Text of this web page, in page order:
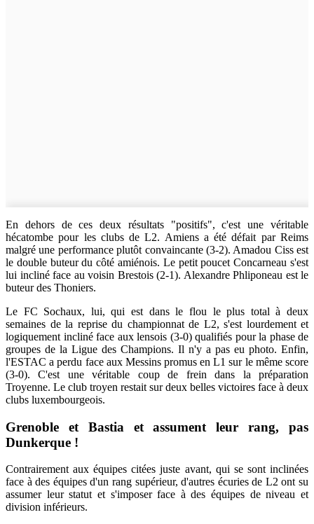
En dehors de ces deux résultats "positifs", c'est une véritable
hécatombe pour les clubs de L2. Amiens a été défait par Reims
malgré une performance plutôt convaincante (3-2). Amadou Ciss est
le double buteur du côté amiénois. Le petit poucet Concarneau s'est
lui incliné face au voisin Brestois (2-1). Alexandre Phliponeau est le
buteur des Thoniers.
Le FC Sochaux, lui, qui est dans le flou le plus total à deux
semaines de la reprise du championnat de L2, s'est lourdement et
logiquement incliné face aux lensois (3-0) qualifiés pour la phase de
groupes de la Ligue des Champions. Il n'y a pas eu photo. Enfin,
l'ESTAC a perdu face aux Messins promus en L1 sur le même score
(3-0). C'est une véritable coup de frein dans la préparation
Troyenne. Le club troyen restait sur deux belles victoires face à deux
clubs luxembourgeois.
Grenoble et Bastia et assument leur rang, pas
Dunkerque !
Contrairement aux équipes citées juste avant, qui se sont inclinées
face à des équipes d'un rang supérieur, d'autres écuries de L2 ont su
assumer leur statut et s'imposer face à des équipes de niveau et
division inférieurs.